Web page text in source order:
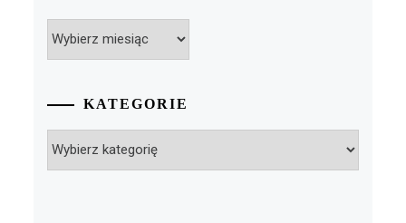
KATEGORIE